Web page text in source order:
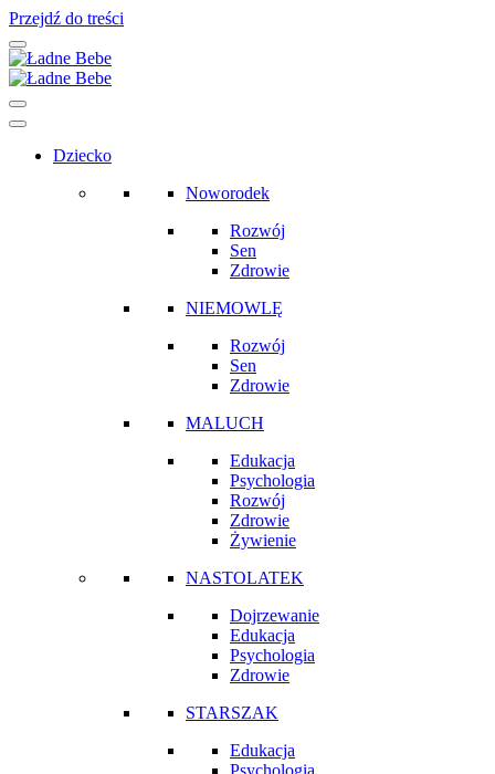
Przejdź do treści
Main
Navigation
Dziecko
Noworodek
Rozwój
Sen
Zdrowie
NIEMOWLĘ
Rozwój
Sen
Zdrowie
MALUCH
Edukacja
Psychologia
Rozwój
Zdrowie
Żywienie
NASTOLATEK
Dojrzewanie
Edukacja
Psychologia
Zdrowie
STARSZAK
Edukacja
Psychologia